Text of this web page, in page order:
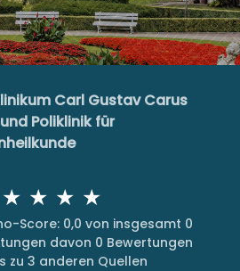
Carl Gustav Carus
Poliklinik für
Score: 0,0 von insgesamt 0
davon 0 Bewertungen
zu 3 anderen Quellen